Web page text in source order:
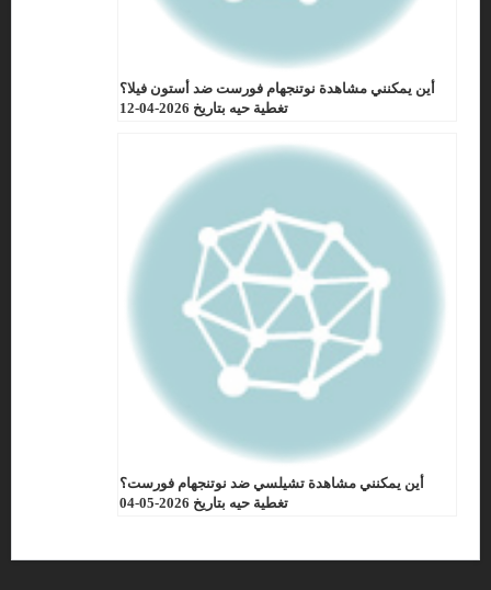
أين يمكنني مشاهدة نوتنجهام فورست ضد أستون فيلا؟
تغطية حيه بتاريخ 2026-04-12
أين يمكنني مشاهدة تشيلسي ضد نوتنجهام فورست؟
تغطية حيه بتاريخ 2026-05-04